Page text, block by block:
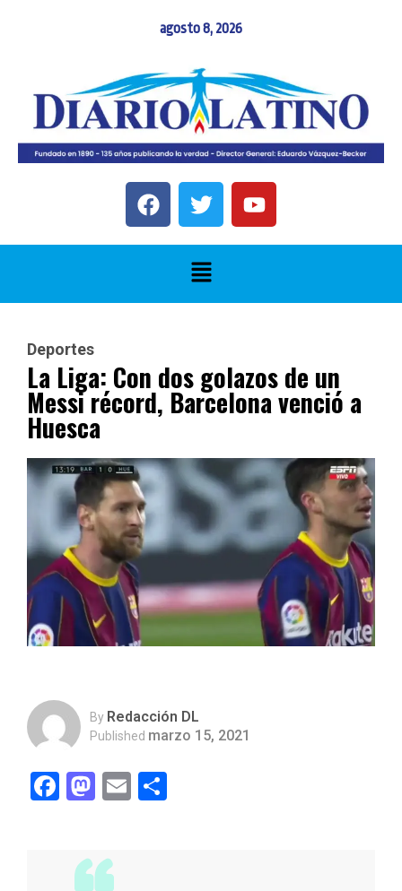
agosto 8, 2026
Deportes
La Liga: Con dos golazos de un
Messi récord, Barcelona venció a
Huesca
By Redacción DL
Published marzo 15, 2021
Facebook
Mastodon
Email